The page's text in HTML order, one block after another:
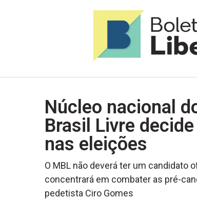
Núcleo nacional
Brasil Livre
nas eleições
O MBL não deverá ter um candidato
concentrará em combater as pré-
pedetista Ciro Gomes